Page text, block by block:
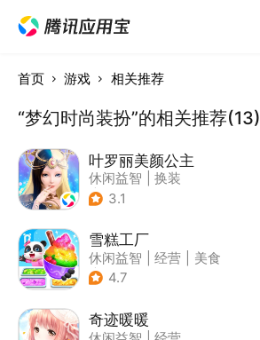
首页 游戏 相关推荐
“梦幻时尚装扮”的相关推荐(13)
叶罗丽美颜公主
休闲益智
换装
| 动漫改编
3.1
雪糕工厂
休闲益智 经营
美食
| 宝宝巴士
4.7
奇迹暖暖